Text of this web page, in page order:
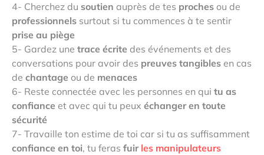
4- Cherchez du soutien auprès de tes proches ou de
professionnels surtout si tu commences à te sentir
prise au piège
5- Gardez une trace écrite des événements et des
conversations pour avoir des preuves tangibles en cas
de chantage ou de menaces
6- Reste connectée avec les personnes en qui tu as
confiance et avec qui tu peux échanger en toute
sécurité
7- Travaille ton estime de toi car si tu as suffisamment
confiance en toi, tu feras fuir les manipulateurs